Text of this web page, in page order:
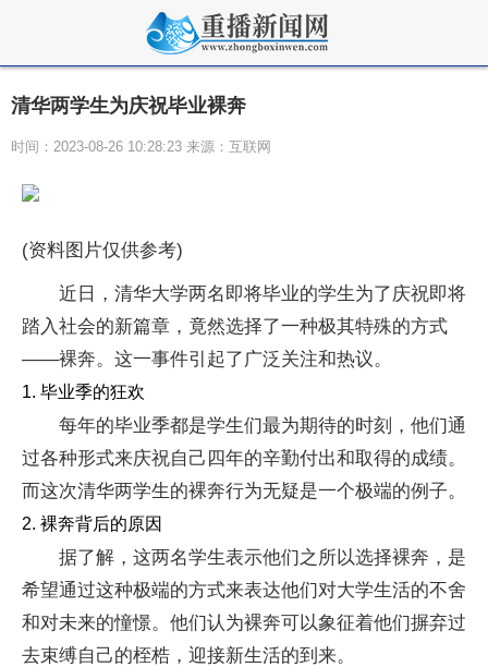
清华两学生为庆祝毕业裸奔
时间：2023-08-26 10:28:23 来源：互联网
(资料图片仅供参考)
近日，清华大学两名即将毕业的学生为了庆祝即将
踏入社会的新篇章，竟然选择了一种极其特殊的方式
——裸奔。这一事件引起了广泛关注和热议。
1. 毕业季的狂欢
每年的毕业季都是学生们最为期待的时刻，他们通
过各种形式来庆祝自己四年的辛勤付出和取得的成绩。
而这次清华两学生的裸奔行为无疑是一个极端的例子。
2. 裸奔背后的原因
据了解，这两名学生表示他们之所以选择裸奔，是
希望通过这种极端的方式来表达他们对大学生活的不舍
和对未来的憧憬。他们认为裸奔可以象征着他们摒弃过
去束缚自己的桎梏，迎接新生活的到来。